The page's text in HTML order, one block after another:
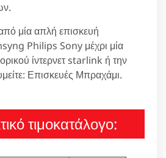
μία απλή επισκευή
Philips Sony μέχρι μία
ίντερνετ starlink ή την
Επισκευές Μπραχάμι.
τιμοκατάλογο: